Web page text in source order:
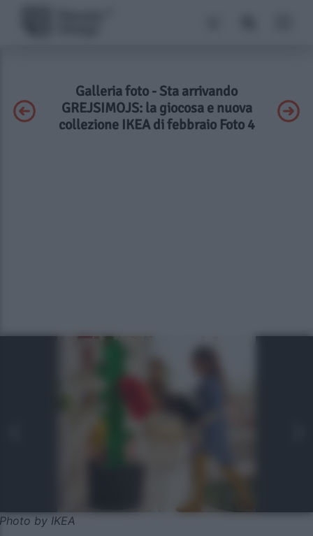
Galleria foto - Sta arrivando
GREJSIMOJS: la giocosa e nuova
collezione IKEA di febbraio Foto 4
Photo by IKEA